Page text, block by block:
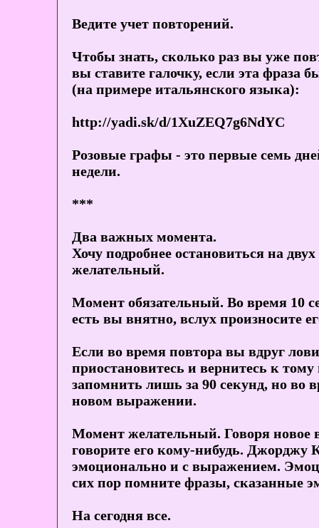
Ведите учет повторений.
Чтобы знать, сколько раз вы уже
вы ставите галочку, если эта фраза
(на примере итальянского языка):
http://yadi.sk/d/1XuZEQ7g6NdYC
Розовые графы - это первые семь
недели.
***
Два важных момента.
Хочу подробнее остановиться на
желательный.
Момент обязательный. Во время 10
есть вы внятно, вслух произносите
Если во время повтора вы вдруг
приостановитесь и вернитесь к
запомнить лишь за 90 секунд, но во
новом выражении.
Момент желательный. Говоря новое
говорите его кому-нибудь. Джорджу
эмоционально и с выражением.
сих пор помните фразы, сказанные
На сегодня все.